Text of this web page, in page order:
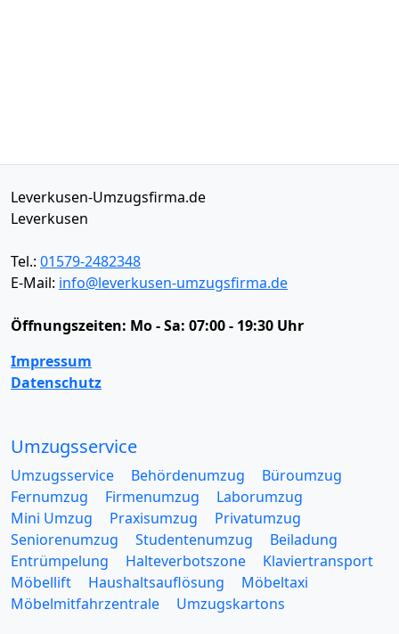
Leverkusen-Umzugsfirma.de
Leverkusen
Tel.: 01579-2482348
E-Mail: info@leverkusen-umzugsfirma.de
Öffnungszeiten: Mo - Sa: 07:00 - 19:30 Uhr
Impressum
Datenschutz
Umzugsservice
Umzugsservice Behördenumzug
Büroumzug
Fernumzug
Firmenumzug
Laborumzug
Mini Umzug
Praxisumzug
Privatumzug
Seniorenumzug
Studentenumzug
Beiladung
Entrümpelung
Halteverbotszone
Klaviertransport
Möbellift
Haushaltsauflösung
Möbeltaxi
Möbelmitfahrzentrale
Umzugskartons